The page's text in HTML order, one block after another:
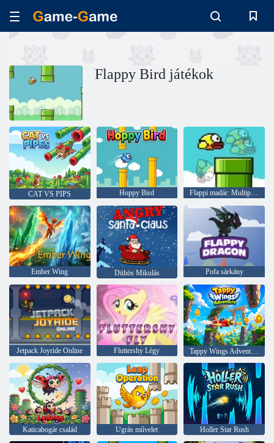
Flappy Bird játékok
CAT VS PIPS Hoppy Bird Flappi madár: Multiplayer
Ember Wing Dühös Mikulás Pofa sárkány
Jetpack Joyride Online Fluttershy Légy Tappy Wings Adventure
Katicabogár család Ugrás művelet Holler Star Rush